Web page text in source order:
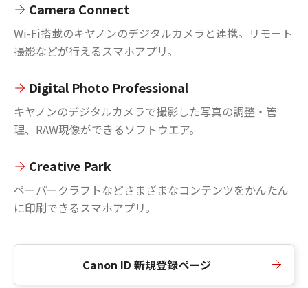
Camera Connect
Wi-Fi搭載のキヤノンのデジタルカメラと連携。リモート
撮影などが行えるスマホアプリ。
Digital Photo Professional
キヤノンのデジタルカメラで撮影した写真の調整・管
理、RAW現像ができるソフトウエア。
Creative Park
ペーパークラフトなどさまざまなコンテンツをかんたん
に印刷できるスマホアプリ。
Canon ID 新規登録ページ